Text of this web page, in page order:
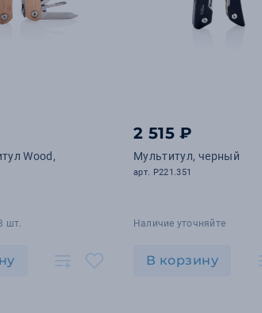
Wood,
шт.
2 515 ₽
Мультитул, черный
арт. P221.351
Наличие уточняйте
В корзину